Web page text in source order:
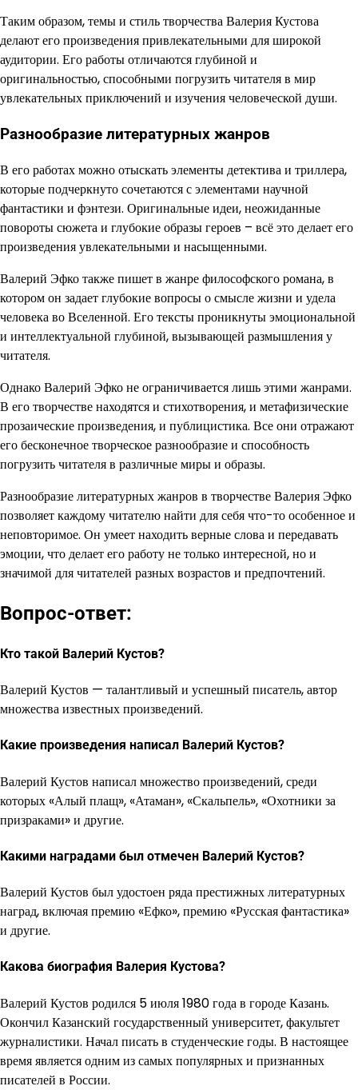
Таким образом, темы и стиль творчества Валерия Кустова
делают его произведения привлекательными для широкой
аудитории. Его работы отличаются глубиной и
оригинальностью, способными погрузить читателя в мир
увлекательных приключений и изучения человеческой души.
Разнообразие литературных жанров
В его работах можно отыскать элементы детектива и триллера,
которые подчеркнуто сочетаются с элементами научной
фантастики и фэнтези. Оригинальные идеи, неожиданные
повороты сюжета и глубокие образы героев – всё это делает его
произведения увлекательными и насыщенными.
Валерий Эфко также пишет в жанре философского романа, в
котором он задает глубокие вопросы о смысле жизни и удела
человека во Вселенной. Его тексты проникнуты эмоциональной
и интеллектуальной глубиной, вызывающей размышления у
читателя.
Однако Валерий Эфко не ограничивается лишь этими жанрами.
В его творчестве находятся и стихотворения, и метафизические
прозаические произведения, и публицистика. Все они отражают
его бесконечное творческое разнообразие и способность
погрузить читателя в различные миры и образы.
Разнообразие литературных жанров в творчестве Валерия Эфко
позволяет каждому читателю найти для себя что-то особенное и
неповторимое. Он умеет находить верные слова и передавать
эмоции, что делает его работу не только интересной, но и
значимой для читателей разных возрастов и предпочтений.
Вопрос-ответ:
Кто такой Валерий Кустов?
Валерий Кустов — талантливый и успешный писатель, автор
множества известных произведений.
Какие произведения написал Валерий Кустов?
Валерий Кустов написал множество произведений, среди
которых «Алый плащ», «Атаман», «Скальпель», «Охотники за
призраками» и другие.
Какими наградами был отмечен Валерий Кустов?
Валерий Кустов был удостоен ряда престижных литературных
наград, включая премию «Ефко», премию «Русская фантастика»
и другие.
Какова биография Валерия Кустова?
Валерий Кустов родился 5 июля 1980 года в городе Казань.
Окончил Казанский государственный университет, факультет
журналистики. Начал писать в студенческие годы. В настоящее
время является одним из самых популярных и признанных
писателей в России.